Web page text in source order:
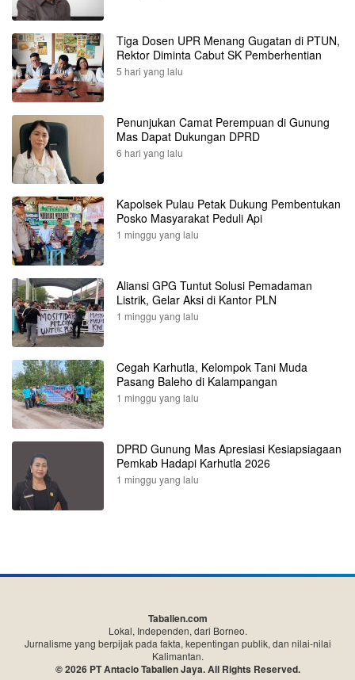
Tiga Dosen UPR Menang Gugatan di PTUN,
Rektor Diminta Cabut SK Pemberhentian
5 hari yang lalu
Penunjukan Camat Perempuan di Gunung
Mas Dapat Dukungan DPRD
6 hari yang lalu
Kapolsek Pulau Petak Dukung Pembentukan
Posko Masyarakat Peduli Api
1 minggu yang lalu
Aliansi GPG Tuntut Solusi Pemadaman
Listrik, Gelar Aksi di Kantor PLN
1 minggu yang lalu
Cegah Karhutla, Kelompok Tani Muda
Pasang Baleho di Kalampangan
1 minggu yang lalu
DPRD Gunung Mas Apresiasi Kesiapsiagaan
Pemkab Hadapi Karhutla 2026
1 minggu yang lalu
Tabalien.com
Lokal, Independen, dari Borneo.
Jurnalisme yang berpijak pada fakta, kepentingan publik, dan nilai-nilai
Kalimantan.
© 2026 PT Antacio Tabalien Jaya. All Rights Reserved.